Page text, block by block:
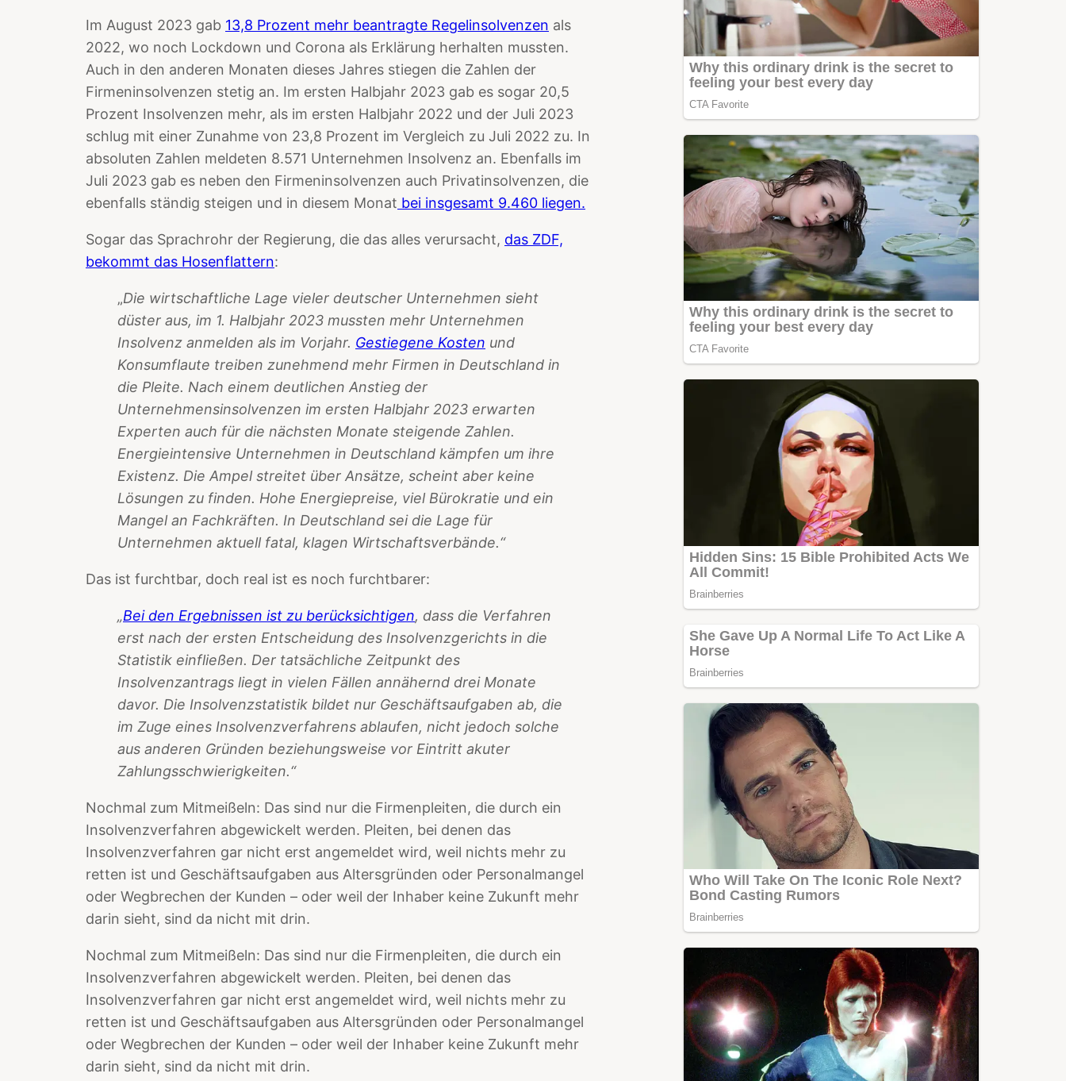
Im August 2023 gab 13,8 Prozent mehr beantragte Regelinsolvenzen als
2022, wo noch Lockdown und Corona als Erklärung herhalten mussten.
Auch in den anderen Monaten dieses Jahres stiegen die Zahlen der
Firmeninsolvenzen stetig an. Im ersten Halbjahr 2023 gab es sogar 20,5
Prozent Insolvenzen mehr, als im ersten Halbjahr 2022 und der Juli 2023
schlug mit einer Zunahme von 23,8 Prozent im Vergleich zu Juli 2022 zu. In
absoluten Zahlen meldeten 8.571 Unternehmen Insolvenz an. Ebenfalls im
Juli 2023 gab es neben den Firmeninsolvenzen auch Privatinsolvenzen, die
ebenfalls ständig steigen und in diesem Monat bei insgesamt 9.460 liegen.
Sogar das Sprachrohr der Regierung, die das alles verursacht, das ZDF,
bekommt das Hosenflattern:
„Die wirtschaftliche Lage vieler deutscher Unternehmen sieht
düster aus, im 1. Halbjahr 2023 mussten mehr Unternehmen
Insolvenz anmelden als im Vorjahr. Gestiegene Kosten und
Konsumflaute treiben zunehmend mehr Firmen in Deutschland in
die Pleite. Nach einem deutlichen Anstieg der
Unternehmensinsolvenzen im ersten Halbjahr 2023 erwarten
Experten auch für die nächsten Monate steigende Zahlen.
Energieintensive Unternehmen in Deutschland kämpfen um ihre
Existenz. Die Ampel streitet über Ansätze, scheint aber keine
Lösungen zu finden. Hohe Energiepreise, viel Bürokratie und ein
Mangel an Fachkräften. In Deutschland sei die Lage für
Unternehmen aktuell fatal, klagen Wirtschaftsverbände.“
Das ist furchtbar, doch real ist es noch furchtbarer:
„Bei den Ergebnissen ist zu berücksichtigen, dass die Verfahren
erst nach der ersten Entscheidung des Insolvenzgerichts in die
Statistik einfließen. Der tatsächliche Zeitpunkt des
Insolvenzantrags liegt in vielen Fällen annähernd drei Monate
davor. Die Insolvenzstatistik bildet nur Geschäftsaufgaben ab, die
im Zuge eines Insolvenzverfahrens ablaufen, nicht jedoch solche
aus anderen Gründen beziehungsweise vor Eintritt akuter
Zahlungsschwierigkeiten.“
Nochmal zum Mitmeißeln: Das sind nur die Firmenpleiten, die durch ein
Insolvenzverfahren abgewickelt werden. Pleiten, bei denen das
Insolvenzverfahren gar nicht erst angemeldet wird, weil nichts mehr zu
retten ist und Geschäftsaufgaben aus Altersgründen oder Personalmangel
oder Wegbrechen der Kunden – oder weil der Inhaber keine Zukunft mehr
darin sieht, sind da nicht mit drin.
Nochmal zum Mitmeißeln: Das sind nur die Firmenpleiten, die durch ein
Insolvenzverfahren abgewickelt werden. Pleiten, bei denen das
Insolvenzverfahren gar nicht erst angemeldet wird, weil nichts mehr zu
retten ist und Geschäftsaufgaben aus Altersgründen oder Personalmangel
oder Wegbrechen der Kunden – oder weil der Inhaber keine Zukunft mehr
darin sieht, sind da nicht mit drin.